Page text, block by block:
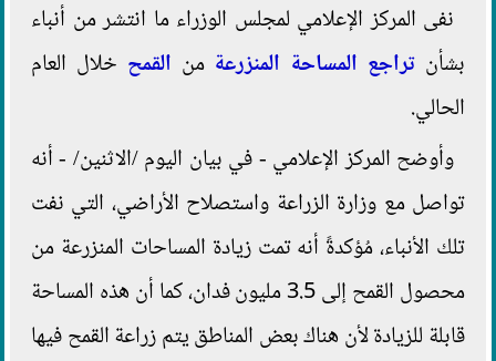
نفى المركز الإعلامي لمجلس الوزراء ما انتشر من أنباء
بشأن تراجع المساحة المنزرعة من القمح خلال العام
الحالي.
وأوضح المركز الإعلامي - في بيان اليوم /الاثنين/ - أنه
تواصل مع وزارة الزراعة واستصلاح الأراضي، التي نفت
تلك الأنباء، مُؤكدةً أنه تمت زيادة المساحات المنزرعة من
محصول القمح إلى 3.5 مليون فدان، كما أن هذه المساحة
قابلة للزيادة لأن هناك بعض المناطق يتم زراعة القمح فيها